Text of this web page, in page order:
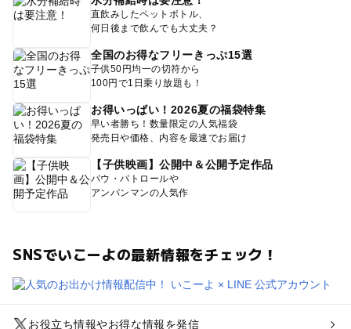
直飲みしたペットボトル、
何日後まで飲んでも大丈夫？
全国のお得なフリーきっぷ15選
子供50円均一の切符から
100円で1日乗り放題も！
お得いっぱい！2026夏の福袋特集
早い者勝ち！数量限定の人気福袋
発売日や価格、内容を最速でお届け
【子供映画】公開中＆公開予定作品
パウ・パトロールや
アンパンマンの人気作
SNSでいこーよの最新情報をチェック！
お役立ち情報やお得な情報を発信